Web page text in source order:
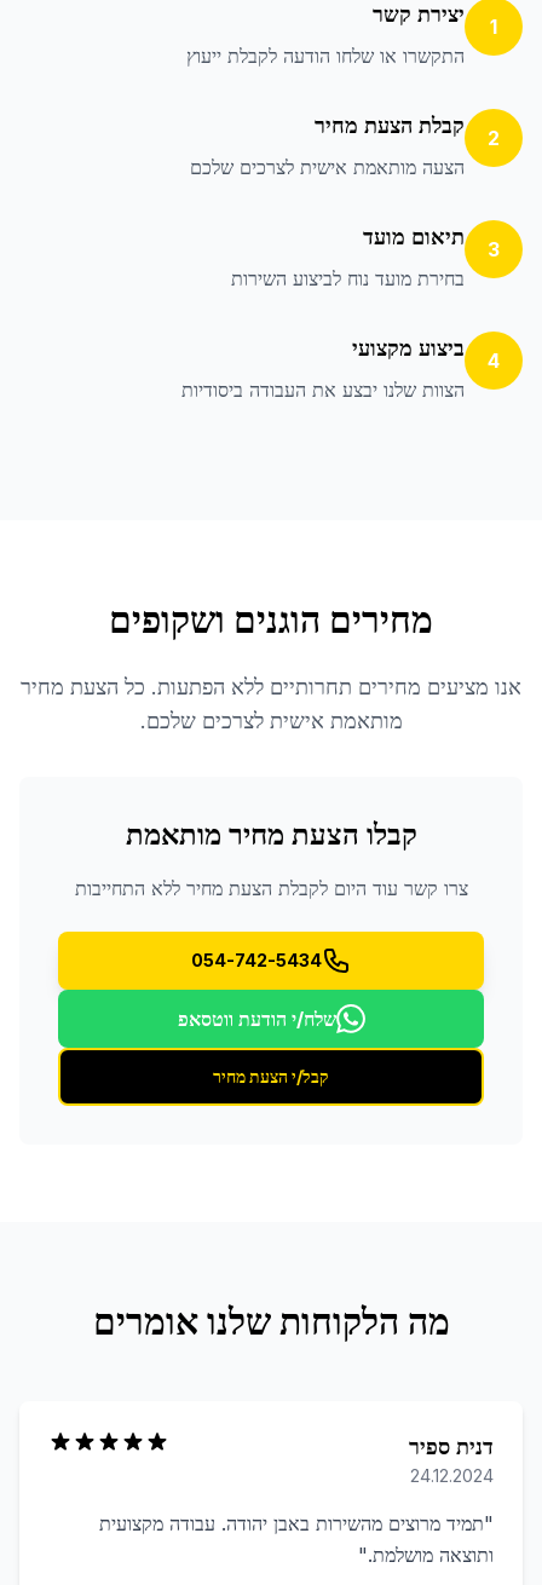
1 יצירת קשר
התקשרו או שלחו הודעה לקבלת ייעוץ
2 קבלת הצעת מחיר
הצעה מותאמת אישית לצרכים שלכם
3 תיאום מועד
בחירת מועד נוח לביצוע השירות
4 ביצוע מקצועי
הצוות שלנו יבצע את העבודה ביסודיות
מחירים הוגנים ושקופים
אנו מציעים מחירים תחרותיים ללא הפתעות. כל הצעת מחיר
מותאמת אישית לצרכים שלכם.
קבלו הצעת מחיר מותאמת
צרו קשר עוד היום לקבלת הצעת מחיר ללא התחייבות
054-742-5434
שלח/י הודעת ווטסאפ
קבל/י הצעת מחיר
מה הלקוחות שלנו אומרים
דנית ספיר
24.12.2024
"תמיד מרוצים מהשירות באבן יהודה. עבודה מקצועית
ותוצאה מושלמת."